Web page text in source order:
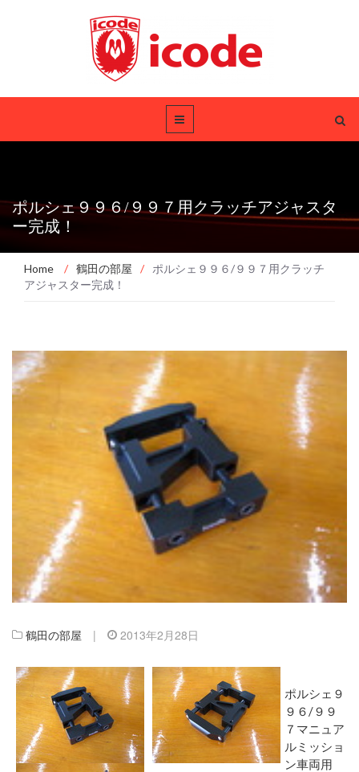
ポルシェ９９６/９９７用クラッチアジャスタ
ー完成！
Home / 鶴田の部屋 /
ポルシェ９９６/９９７用クラッチ
アジャスター完成！
鶴田の部屋 | 2013年2月28日
ポルシェ９
９６/９９
７マニュア
ルミッショ
ン車両用